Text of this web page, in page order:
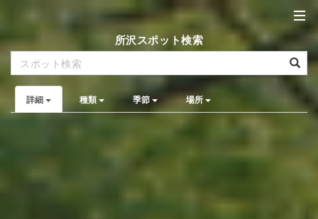
所沢スポット検索
詳細 種類 季節 場所